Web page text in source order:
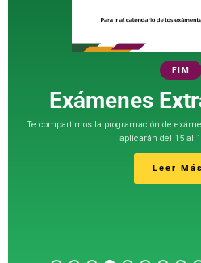
FIM
Exámenes
Te compartimos la programación de
aplicarán del 15 al
Leer